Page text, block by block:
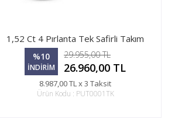
1,52 Ct 4 Pırlanta Tek Safirli Takım
%10
İNDİRİM
29.955,00 TL
26.960,00 TL
8.987,00 TL x 3 Taksit
Ürün Kodu : PUT0001TK